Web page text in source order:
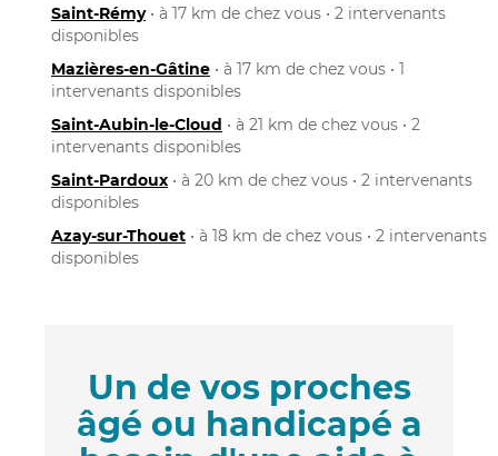
Saint-Rémy• à 17 km de chez vous • 2 intervenants
disponibles
Mazières-en-Gâtine • à 17 km de chez vous • 1
intervenants disponibles
Saint-Aubin-le-Cloud • à 21 km de chez vous • 2
intervenants disponibles
Saint-Pardoux • à 20 km de chez vous • 2 intervenants
disponibles
Azay-sur-Thouet • à 18 km de chez vous • 2 intervenants
disponibles
Un de vos proches
âgé ou handicapé a